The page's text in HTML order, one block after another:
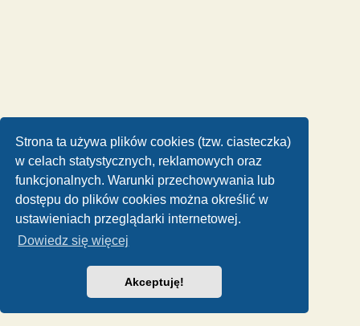
Strona ta używa plików cookies (tzw. ciasteczka)
w celach statystycznych, reklamowych oraz
funkcjonalnych. Warunki przechowywania lub
dostępu do plików cookies można określić w
ustawieniach przeglądarki internetowej.
Dowiedz się więcej
Akceptuję!